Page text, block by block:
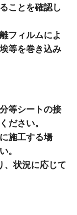
ことを確認し
フィルムによ
等を巻き込み
等シートの接
ださい。
施工する場
。
、状況に応じて